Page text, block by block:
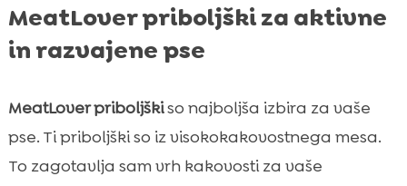
MeatLover priboljški za aktivne
in razvajene pse
MeatLover priboljškiso najboljša izbira za vaše
pse. Ti priboljški so iz visokokakovostnega mesa.
To zagotavlja sam vrh kakovosti za vaše